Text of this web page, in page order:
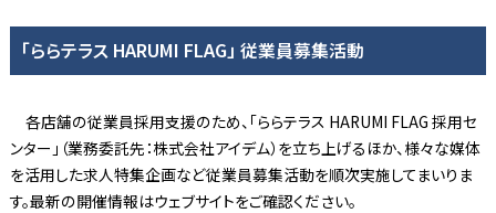
「ららテラス HARUMI FLAG」 従業員募集活動
各店舗の従業員採用支援のため、「ららテラス HARUMI FLAG 採用セ
ンター」（業務委託先：株式会社アイデム）を立ち上げるほか、様々な媒体
を活用した求人特集企画など従業員募集活動を順次実施してまいりま
す。最新の開催情報はウェブサイトをご確認ください。